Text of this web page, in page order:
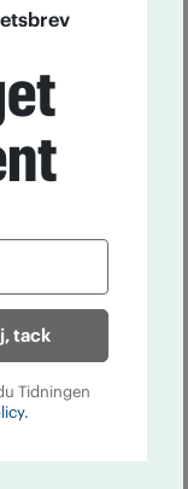
tack
Tidningen